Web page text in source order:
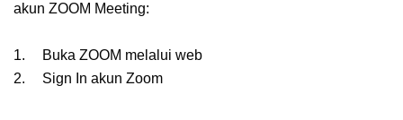
akun ZOOM Meeting:
1.
Buka ZOOM melalui web
2.
Sign In akun Zoom